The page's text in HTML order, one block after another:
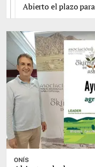
Abierto el plazo
ONÍS